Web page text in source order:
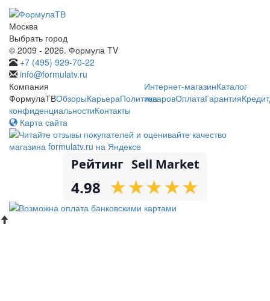
Москва
Выбрать город
© 2009 - 2026. Формула TV
+7 (495) 929-70-22
info@formulatv.ru
Компания
ФормулаТВОбзорыКарьераПолитика
конфиденциальностиКонтакты
Интернет-магазинКаталог
товаровОплатаГарантияКредит
Карта сайта
Рейтинг Sell Market
4.98 ★
★★
★★
★★
★★
★